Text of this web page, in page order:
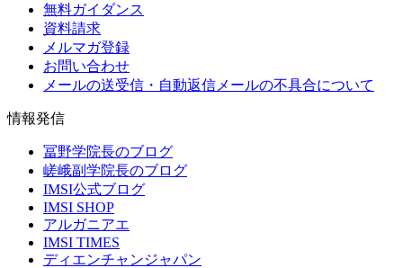
無料ガイダンス
資料請求
メルマガ登録
お問い合わせ
メールの送受信・自動返信メールの不具合について
情報発信
冨野学院長のブログ
嵯峨副学院長のブログ
IMSI公式ブログ
IMSI SHOP
アルガニアエ
IMSI TIMES
ディエンチャンジャパン